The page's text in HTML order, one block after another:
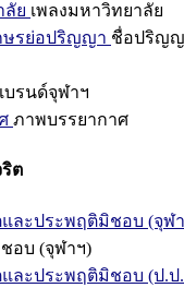
ลัย เพลงมหาวิทยาลัย
รย่อปริญญา ชื่อปริญญ
บรนด์จุฬาฯ
ภาพบรรยากาศ
ริต
และประพฤติมิชอบ (จุฬ
อบ (จุฬาฯ)
และประพฤติมิชอบ (ป.ป